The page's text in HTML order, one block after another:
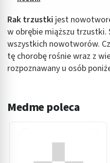
Rak trzustki jest
w obrębie miąższu trzustki.
wszystkich nowotworów.
tę chorobę rośnie wraz z
rozpoznawany u osób
Medme poleca